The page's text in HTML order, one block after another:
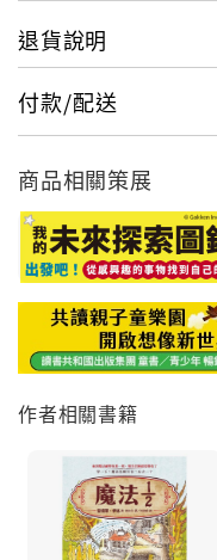
退貨說明
付款/配送
商品相關策展
作者相關書籍